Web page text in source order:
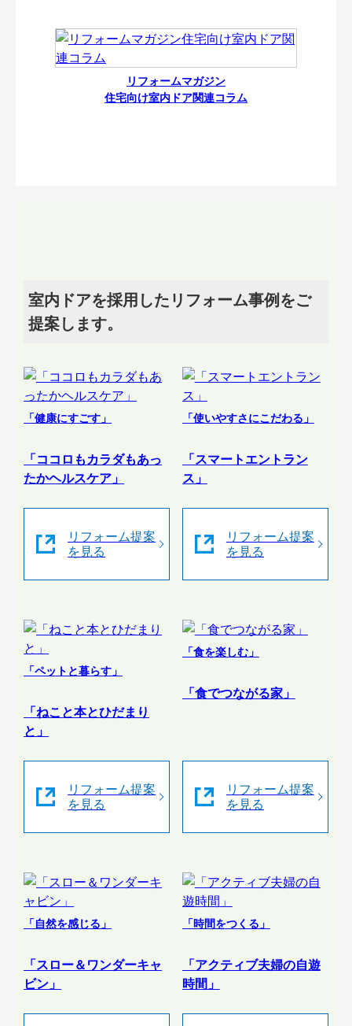
リフォームマガジン
住宅向け室内ドア関連コラム
室内ドアを採用したリフォーム事例をご
提案します。
「健康にすごす」
「ココロもカラダもあっ
たかヘルスケア」
リフォーム提案
を見る
「使いやすさにこだわる」
「スマートエントラン
ス」
リフォーム提案
を見る
「ペットと暮らす」
「ねこと本とひだまり
と」
リフォーム提案
を見る
「食を楽しむ」
「食でつながる家」
リフォーム提案
を見る
「自然を感じる」
「スロー＆ワンダーキャ
ビン」
「時間をつくる」
「アクティブ夫婦の自遊
時間」